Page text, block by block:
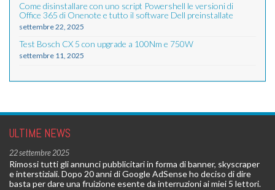
Come disinstallare con uno script Powershell le versioni di
Office 365 di Onenote e tutto il software Dell preinstallate
settembre 22, 2025
Test Bosch CX 5 con upgrade a 100Nm e 750W
settembre 11, 2025
ULTIME NEWS
22 settembre 2025
Rimossi tutti gli annunci pubblicitari in forma di banner, skyscraper
e interstiziali. Dopo 20 anni di Google AdSense ho deciso di dire
basta per dare una fruizione esente da interruzioni ai miei 5 lettori.